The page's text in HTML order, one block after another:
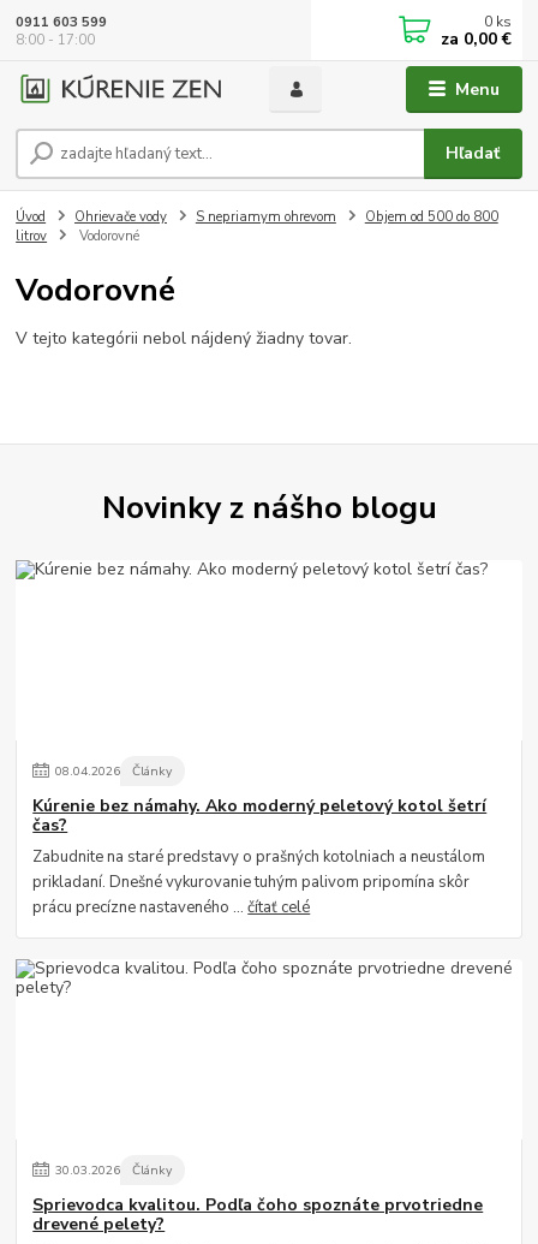
Menu
Hľadať
0911 603 599
8:00 - 17:00
0 ks
za 0,00 €
Úvod Ohrievače vody S nepriamym ohrevom
Objem od 500 do 800
litrov
Vodorovné
Vodorovné
V tejto kategórii nebol nájdený žiadny tovar.
Novinky z nášho blogu
08.04.2026 Články
Kúrenie bez námahy. Ako moderný peletový kotol šetrí
čas?
Zabudnite na staré predstavy o prašných kotolniach a neustálom
prikladaní. Dnešné vykurovanie tuhým palivom pripomína skôr
prácu precízne nastaveného ...čítať celé
30.03.2026 Články
Sprievodca kvalitou. Podľa čoho spoznáte prvotriedne
drevené pelety?